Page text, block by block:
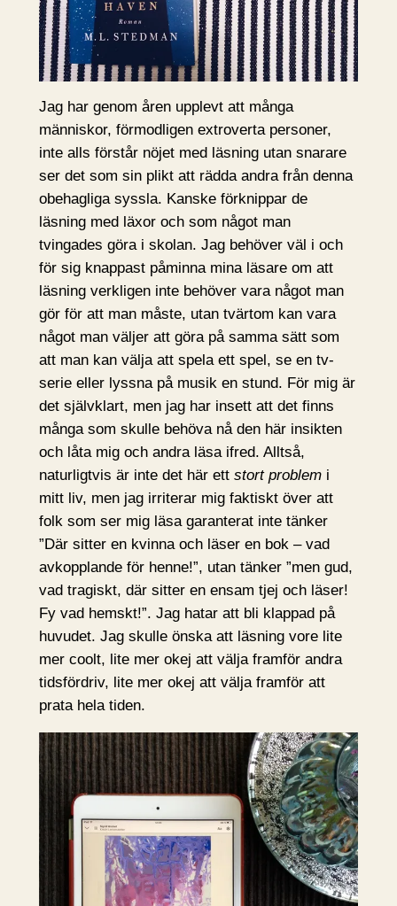
Jag har genom åren upplevt att många
människor, förmodligen extroverta personer,
inte alls förstår nöjet med läsning utan snarare
ser det som sin plikt att rädda andra från denna
obehagliga syssla. Kanske förknippar de
läsning med läxor och som något man
tvingades göra i skolan. Jag behöver väl i och
för sig knappast påminna mina läsare om att
läsning verkligen inte behöver vara något man
gör för att man måste, utan tvärtom kan vara
något man väljer att göra på samma sätt som
att man kan välja att spela ett spel, se en tv-
serie eller lyssna på musik en stund. För mig är
det självklart, men jag har insett att det finns
många som skulle behöva nå den här insikten
och låta mig och andra läsa ifred. Alltså,
naturligtvis är inte det här ett stort problemi
mitt liv, men jag irriterar mig faktiskt över att
folk som ser mig läsa garanterat inte tänker
”Där sitter en kvinna och läser en bok – vad
avkopplande för henne!”, utan tänker ”men gud,
vad tragiskt, där sitter en ensam tjej och läser!
Fy vad hemskt!”. Jag hatar att bli klappad på
huvudet. Jag skulle önska att läsning vore lite
mer coolt, lite mer okej att välja framför andra
tidsfördriv, lite mer okej att välja framför att
prata hela tiden.